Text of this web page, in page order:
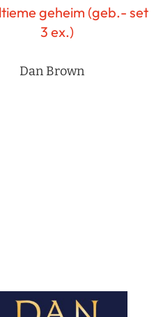
geheim (geb.- set
3 ex.)
Dan Brown